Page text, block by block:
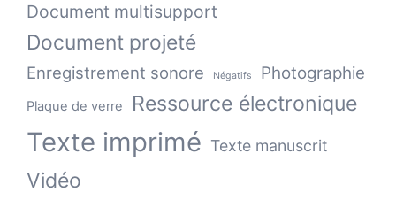
Document multisupport
Document projeté
Enregistrement sonore Négatifs Photographie
Plaque de verre Ressource électronique
Texte imprimé Texte manuscrit
Vidéo